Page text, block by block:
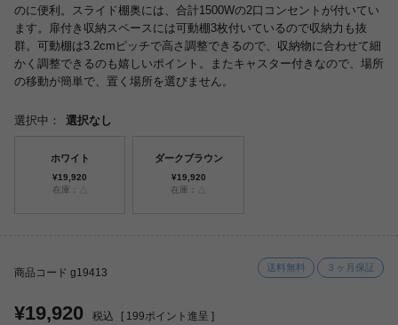
のに便利。スライド棚奥には、合計1500Wの2口コンセントが付いてい
ます。扉付き収納スペースには可動棚3枚付いているので収納力も抜
群。可動棚は3.2cmピッチで高さ調整できるので、収納物に合わせて細
かく調整できるのも嬉しいポイント。またキャスター付きなので、場所
の移動が簡単で、置く場所を選びません。
選択中： 選択なし
ホワイト
¥19,920
在庫：△
ダークブラウン
¥19,920
在庫：△
商品コード g19413 送料無料 ３ヶ月保証
¥19,920 税込 [ 199ポイント進呈 ]